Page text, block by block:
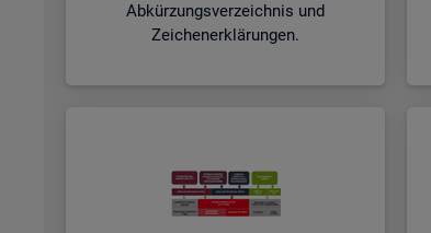
Abkürzungsverzeichnis und
Zeichenerklärungen.